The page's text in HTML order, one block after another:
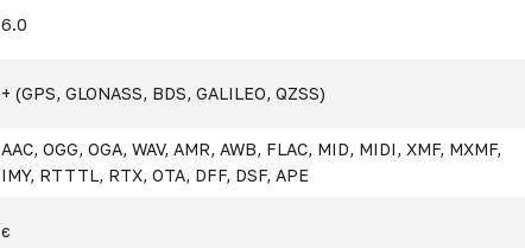
6.0
+ (GPS, GLONASS, BDS, GALILEO, QZSS)
AAC, OGG, OGA, WAV, AMR, AWB, FLAC, MID, MIDI, XMF, MXMF,
IMY, RTTTL, RTX, OTA, DFF, DSF, APE
є